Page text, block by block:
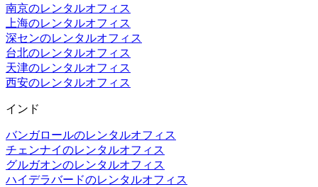
南京のレンタルオフィス
上海のレンタルオフィス
深センのレンタルオフィス
台北のレンタルオフィス
天津のレンタルオフィス
西安のレンタルオフィス
インド
バンガロールのレンタルオフィス
チェンナイのレンタルオフィス
グルガオンのレンタルオフィス
ハイデラバードのレンタルオフィス